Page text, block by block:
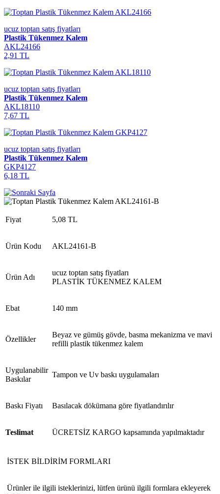
ucuz toptan satış fiyatları
Plastik Tükenmez Kalem
AKL24166
2,91 TL
ucuz toptan satış fiyatları
Plastik Tükenmez Kalem
AKL18110
7,67 TL
ucuz toptan satış fiyatları
Plastik Tükenmez Kalem
GKP4127
6,18 TL
Fiyat 5,08 TL
Ürün Kodu AKL24161-B
Ürün Adı
ucuz toptan satış fiyatları
PLASTİK TÜKENMEZ KALEM
Ebat 140 mm
Özellikler
Beyaz ve gümüş gövde, basma mekanizma ve mavi
refilli plastik tükenmez kalem
Uygulanabilir
Baskılar
Tampon ve Uv baskı uygulamaları
Baskı Fiyatı Basılacak dökümana göre fiyatlandırılır
Teslimat ÜCRETSİZ KARGO kapsamında yapılmaktadır
İSTEK BİLDİRİM FORMLARI
Ürünler ile ilgili isteklerinizi, lütfen ürünü ilgili formlara ekleyerek